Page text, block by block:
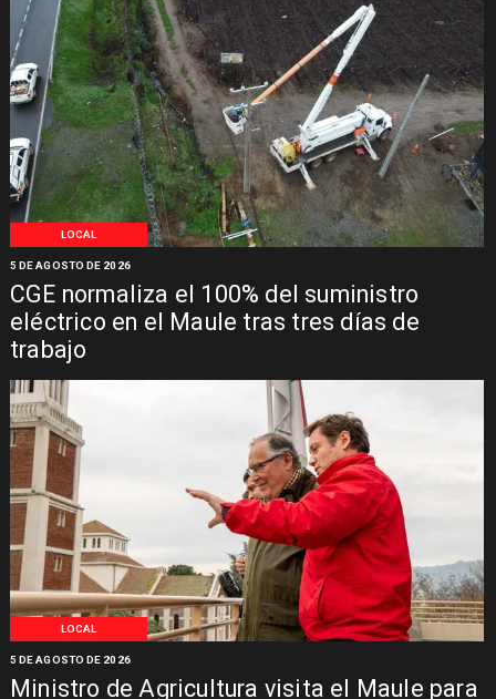
LOCAL
CGE normaliza el 100% del suministro
eléctrico en el Maule tras tres días de
trabajo
5 DE AGOSTO DE 2026
LOCAL
Ministro de Agricultura visita el Maule para
5 DE AGOSTO DE 2026